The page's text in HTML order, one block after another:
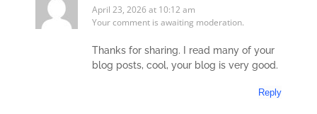
April 23, 2026 at 10:12 am
Your comment is awaiting moderation.
Thanks for sharing. I read many of your
blog posts, cool, your blog is very good.
Reply